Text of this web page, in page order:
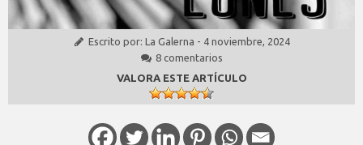
Escrito por: La Galerna - 4 noviembre, 2024
8 comentarios
VALORA ESTE ARTÍCULO